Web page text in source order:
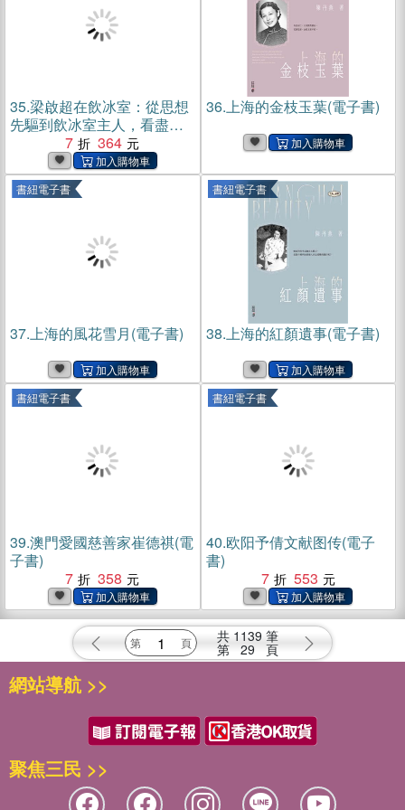
35.梁啟超在飲冰室：從思想
先驅到飲冰室主人，看盡梁
啟超熱血跌宕的後半生(電子
7 364
36.上海的金枝玉葉(電子書)
書紐電子書
37.上海的風花雪月(電子書)
書紐電子書
38.上海的紅顏遺事(電子書)
書紐電子書
39.澳門愛國慈善家崔德祺(電
子書)
7
358
書紐電子書
40.欧阳予倩文献图传(電子
書)
7
553
共 1139 筆
第 29 頁
網站導航 >>
聚焦三民 >>